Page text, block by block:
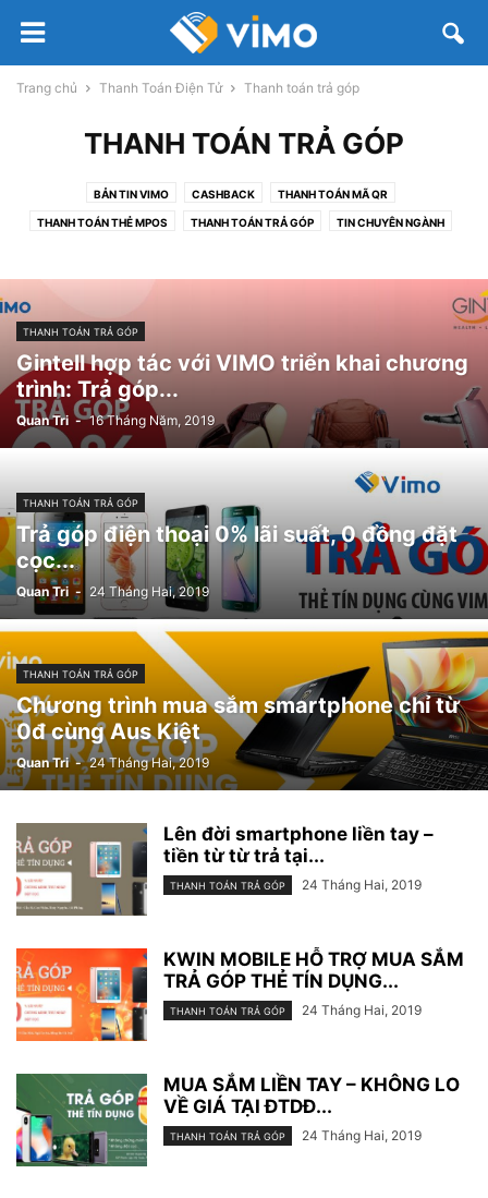
Trang chủ Thanh Toán Điện Tử Thanh toán trả góp
THANH TOÁN TRẢ GÓP
BẢN TIN VIMO CASHBACK THANH TOÁN MÃ QR
THANH TOÁN THẺ MPOS THANH TOÁN TRẢ GÓP TIN CHUYÊN NGÀNH
THANH TOÁN TRẢ GÓP
Gintell hợp tác với VIMO triển khai chương
trình: Trả góp...
Quan Tri - 16 Tháng Năm, 2019
THANH TOÁN TRẢ GÓP
Trả góp điện thoại 0% lãi suất, 0 đồng đặt
cọc...
Quan Tri - 24 Tháng Hai, 2019
THANH TOÁN TRẢ GÓP
Chương trình mua sắm smartphone chỉ từ
0đ cùng Aus Kiệt
Quan Tri - 24 Tháng Hai, 2019
Lên đời smartphone liền tay –
tiền từ từ trả tại...
THANH TOÁN TRẢ GÓP 24 Tháng Hai, 2019
KWIN MOBILE HỖ TRỢ MUA SẮM
TRẢ GÓP THẺ TÍN DỤNG...
THANH TOÁN TRẢ GÓP 24 Tháng Hai, 2019
MUA SẮM LIỀN TAY – KHÔNG LO
VỀ GIÁ TẠI ĐTDĐ...
THANH TOÁN TRẢ GÓP 24 Tháng Hai, 2019